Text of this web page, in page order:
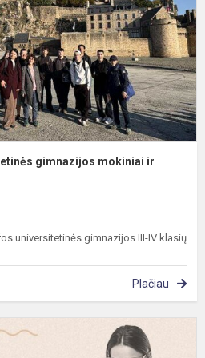
gimnazijos mokiniai ir
universitetinės gimnazijos III-IV klasių
Plačiau